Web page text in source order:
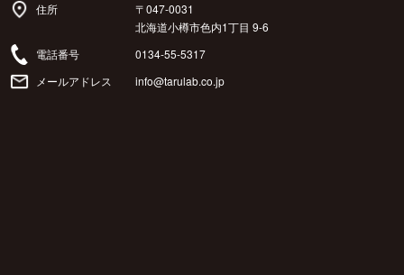
住所
〒047-0031
北海道小樽市色内1丁目 9-6
電話番号
0134-55-5317
メールアドレス
info@tarulab.co.jp